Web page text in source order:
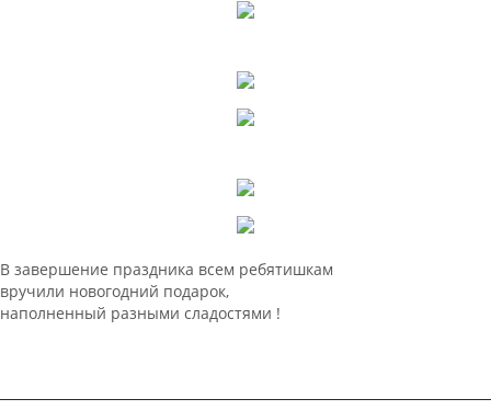
В завершение праздника всем ребятишкам
вручили новогодний подарок,
наполненный разными сладостями !